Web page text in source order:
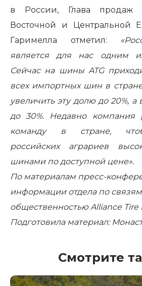
в России, Глава продаж
Восточной и Центральной
Гаримелла отметил:
является для нас одним
Сейчас на шины ATG
всех импортных шин в
увеличить эту долю до 20%,
до 30%. Недавно компания
команду в стране,
российских аграриев
шинами по доступной цене».
По материалам пресс-
информации отдела по
общественностьюAlliance Tire
Подготовила материал:
Смотрите